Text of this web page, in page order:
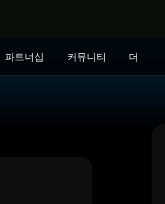
파트너십 커뮤니티 더